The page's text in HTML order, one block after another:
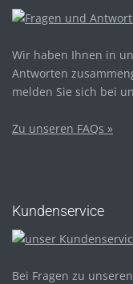
Wir haben Ihnen in
Antworten
melden Sie sich bei
Zu unseren FAQs »
Kundenservice
Bei Fragen zu